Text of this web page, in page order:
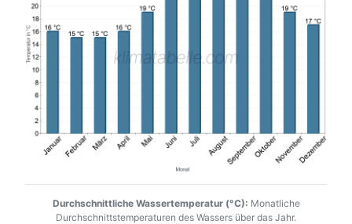
Durchschnittliche Wassertemperatur (°C): Monatliche
Durchschnittstemperaturen des Wassers über das Jahr.